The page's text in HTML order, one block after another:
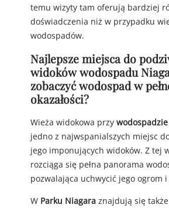
temu wizyty tam oferują bardziej
doświadczenia niż w przypadku
wodospadów.
Najlepsze miejsca do
widoków wodospadu
zobaczyć wodospad w
okazałości?
Wieża widokowa przy
jedno z najwspanialszych miejsc
jego imponujących widoków. Z tej
rozciąga się pełna panorama
pozwalająca uchwycić jego ogrom
W Parku Niagara znajdują się